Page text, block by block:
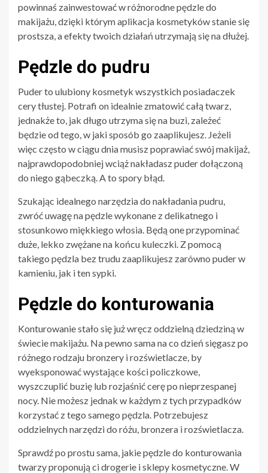
powinnaś zainwestować w różnorodne pędzle do
makijażu, dzięki którym aplikacja kosmetyków stanie się
prostsza, a efekty twoich działań utrzymają się na dłużej.
Pędzle do pudru
Puder to ulubiony kosmetyk wszystkich posiadaczek
cery tłustej. Potrafi on idealnie zmatowić całą twarz,
jednakże to, jak długo utrzyma się na buzi, zależeć
będzie od tego, w jaki sposób go zaaplikujesz. Jeżeli
więc często w ciągu dnia musisz poprawiać swój makijaż,
najprawdopodobniej wciąż nakładasz puder dołączoną
do niego gąbeczką. A to spory błąd.
Szukając idealnego narzędzia do nakładania pudru,
zwróć uwagę na pędzle wykonane z delikatnego i
stosunkowo miękkiego włosia. Będą one przypominać
duże, lekko zwężane na końcu kuleczki. Z pomocą
takiego pędzla bez trudu zaaplikujesz zarówno puder w
kamieniu, jak i ten sypki.
Pędzle do konturowania
Konturowanie stało się już wręcz oddzielną dziedziną w
świecie makijażu. Na pewno sama na co dzień sięgasz po
różnego rodzaju bronzery i rozświetlacze, by
wyeksponować wystające kości policzkowe,
wyszczuplić buzię lub rozjaśnić cerę po nieprzespanej
nocy. Nie możesz jednak w każdym z tych przypadków
korzystać z tego samego pędzla. Potrzebujesz
oddzielnych narzędzi do różu, bronzera i rozświetlacza.
Sprawdź po prostu sama, jakie pędzle do konturowania
twarzy proponują ci drogerie i sklepy kosmetyczne. W